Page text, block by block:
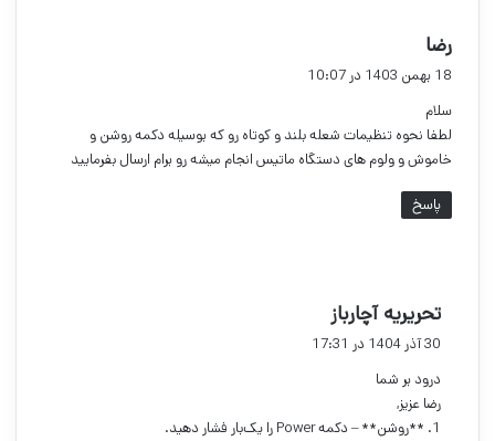
رضا
18 بهمن 1403 در 10:07
سلام
لطفا نحوه تنظیمات شعله بلند و کوتاه رو که بوسیله دکمه روشن و
خاموش و ولوم های دستگاه ماتیس انجام میشه رو برام ارسال بفرمایید
پاسخ
تحریریه آچارباز
ف
30 آذر 1404 در 17:31
درود بر شما
رضا عزیز,
1. **روشن** – دکمه Power را یک‌بار فشار دهید.